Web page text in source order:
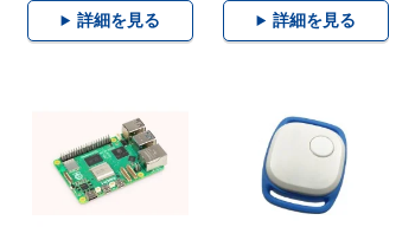
詳細を見る 詳細を見る